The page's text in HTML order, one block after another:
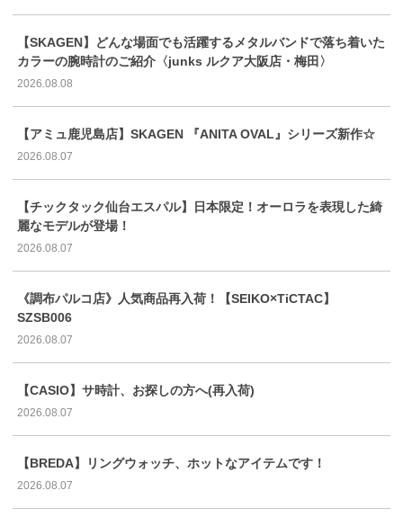
【SKAGEN】どんな場面でも活躍するメタルバンドで落ち着いた
カラーの腕時計のご紹介〈junks ルクア大阪店・梅田〉
2026.08.08
【アミュ鹿児島店】SKAGEN 『ANITA OVAL』シリーズ新作☆
2026.08.07
【チックタック仙台エスパル】日本限定！オーロラを表現した綺
麗なモデルが登場！
2026.08.07
《調布パルコ店》人気商品再入荷！【SEIKO×TiCTAC】
SZSB006
2026.08.07
【CASIO】サ時計、お探しの方へ(再入荷)
2026.08.07
【BREDA】リングウォッチ、ホットなアイテムです！
2026.08.07